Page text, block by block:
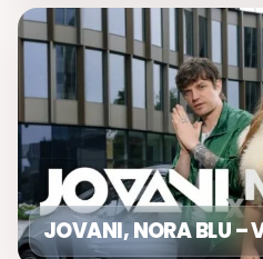
JOVANI, NORA BLU –